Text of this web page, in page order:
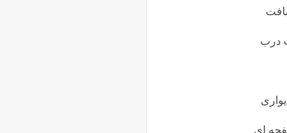
درب
ای